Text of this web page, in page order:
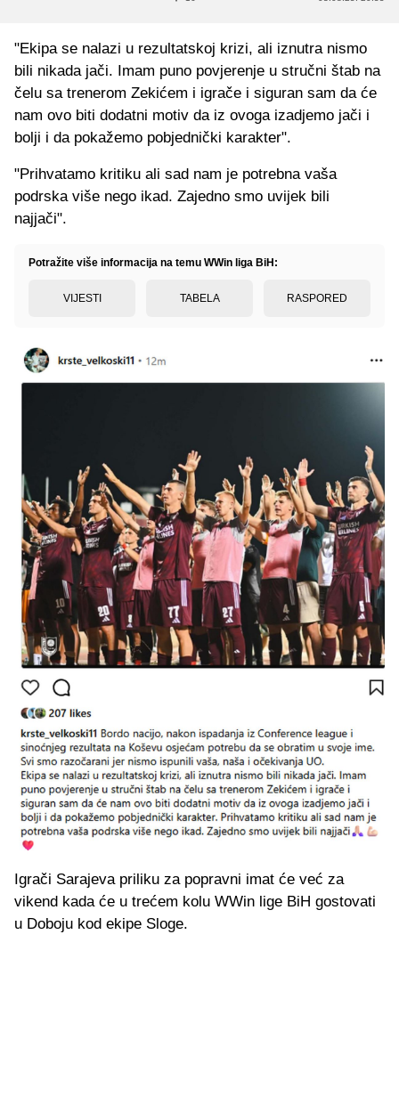
"Ekipa se nalazi u rezultatskoj krizi, ali iznutra nismo
bili nikada jači. Imam puno povjerenje u stručni štab na
čelu sa trenerom Zekićem i igrače i siguran sam da će
nam ovo biti dodatni motiv da iz ovoga izadjemo jači i
bolji i da pokažemo pobjednički karakter".
"Prihvatamo kritiku ali sad nam je potrebna vaša
podrska više nego ikad. Zajedno smo uvijek bili
najjači".
Potražite više informacija na temu WWin liga BiH:
VIJESTI TABELA RASPORED
Igrači Sarajeva priliku za popravni imat će već za
vikend kada će u trećem kolu WWin lige BiH gostovati
u Doboju kod ekipe Sloge.